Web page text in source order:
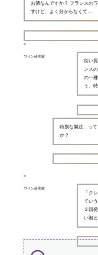
お酒なんですか？ フランスの
すけど、よく分からなくて…
ワイン研究家
良い
ンス
の一
う、
特別な製法…って
か？
ワイン研究家
「ク
てい
２回
い泡